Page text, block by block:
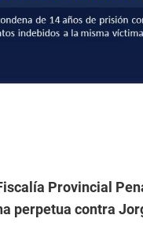
Provincial
perpetua contra